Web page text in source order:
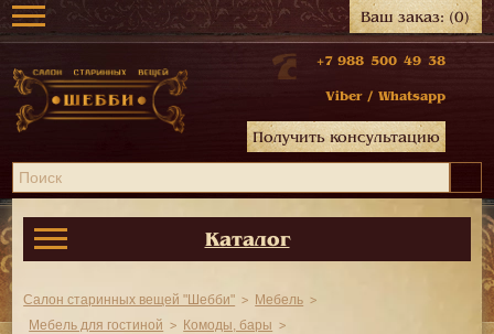
Ваш заказ:(0)
+7 988 500 49 38
Viber / Whatsapp
Получить консультацию
Каталог
Салон старинных вещей "Шебби"
Мебель
Мебель для гостиной
Комоды, бары